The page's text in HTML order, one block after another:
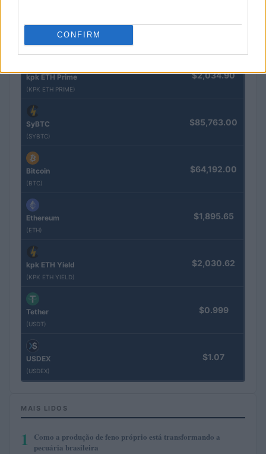
CONFIRM
$0.022
kpk ETH Prime
(KPK ETH PRIME)
$2,034.90
SyBTC
(SYBTC)
$85,763.00
Bitcoin
(BTC)
$64,192.00
Ethereum
(ETH)
$1,895.65
kpk ETH Yield
(KPK ETH YIELD)
$2,030.62
Tether
(USDT)
$0.999
USDEX
(USDEX)
$1.07
MAIS LIDOS
1
Como a produção de feno próprio está transformando a
pecuária brasileira